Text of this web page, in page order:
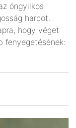
öngyilkos
harcot.
hogy véget
fenyegetésének: